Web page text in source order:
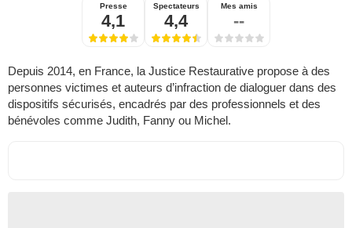
Presse
4,1
Spectateurs
4,4
Mes amis
--
Depuis 2014, en France, la Justice Restaurative propose à des
personnes victimes et auteurs d’infraction de dialoguer dans des
dispositifs sécurisés, encadrés par des professionnels et des
bénévoles comme Judith, Fanny ou Michel.